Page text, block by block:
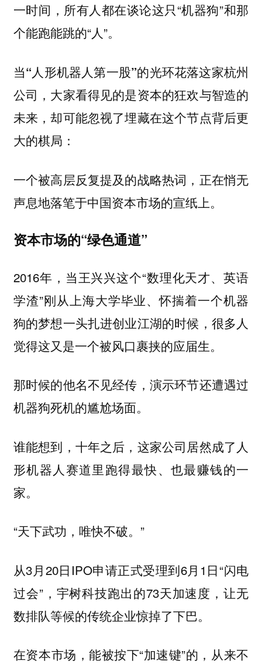
一时间，所有人都在谈论这只“机器狗”和那
个能跑能跳的“人”。
当“人形机器人第一股”的光环花落这家杭州
公司，大家看得见的是资本的狂欢与智造的
未来，却可能忽视了埋藏在这个节点背后更
大的棋局：
一个被高层反复提及的战略热词，正在悄无
声息地落笔于中国资本市场的宣纸上。
资本市场的“绿色通道”
2016年，当王兴兴这个“数理化天才、英语
学渣”刚从上海大学毕业、怀揣着一个机器
狗的梦想一头扎进创业江湖的时候，很多人
觉得这又是一个被风口裹挟的应届生。
那时候的他名不见经传，演示环节还遭遇过
机器狗死机的尴尬场面。
谁能想到，十年之后，这家公司居然成了人
形机器人赛道里跑得最快、也最赚钱的一
家。
“天下武功，唯快不破。”
从3月20日IPO申请正式受理到6月1日“闪电
过会”，宇树科技跑出的73天加速度，让无
数排队等候的传统企业惊掉了下巴。
在资本市场，能被按下“加速键”的，从来不